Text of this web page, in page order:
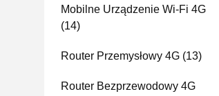
Mobilne Urządzenie Wi-Fi 4G
(14)
Router Przemysłowy 4G (13)
Router Bezprzewodowy 4G